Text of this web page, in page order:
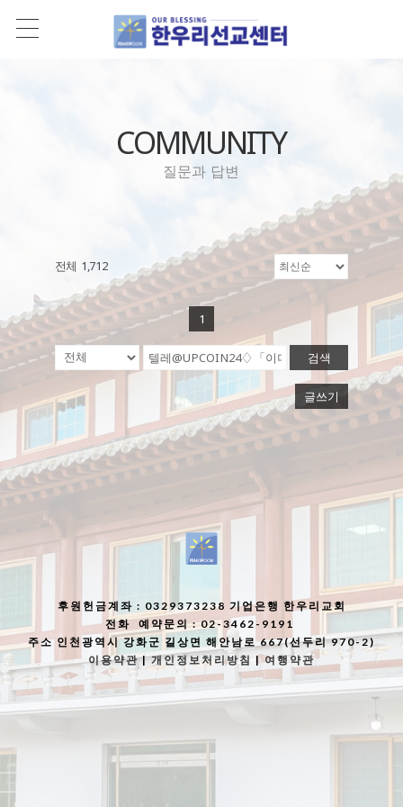
COMMUNITY
질문과 답변
전체 1,712
1
검색
글쓰기
후원헌금계좌 : 0329373238 기업은행 한우리교회
전화
예약문의 : 02-3462-9191
주소인천광역시 강화군 길상면 해안남로 667(선두리 970-2)
이용약관|개인정보처리방침 |여행약관